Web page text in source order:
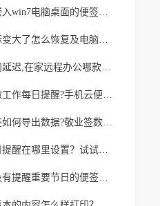
有没有可以嵌入win7电脑桌面的便签软件？
电脑桌面图标变大了怎么恢复及电脑桌面便签界面大小怎么调整?
2020复工时间延迟,在家远程办公哪款提醒事项便签软件好用?
用手机怎么做工作每日提醒?手机云便签app可设置定时提醒
小米手机便签如何导出数据?敬业签数据导出的使用教程
苹果手机节日提醒在哪里设置？试试这款苹果便签软件
苹果手机有没有提醒重要节日的便签软件？